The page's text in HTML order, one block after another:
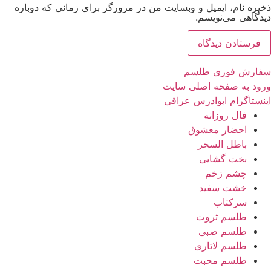
ذخیره نام، ایمیل و وبسایت من در مرورگر برای زمانی که دوباره
دیدگاهی می‌نویسم.
سفارش فوری طلسم
ورود به صفحه اصلی سایت
اینستاگرام ابوادرس عراقی
فال روزانه
احضار معشوق
باطل السحر
بخت گشایی
چشم زخم
خشت سفید
سرکتاب
طلسم ثروت
طلسم صبی
طلسم لاتاری
طلسم محبت